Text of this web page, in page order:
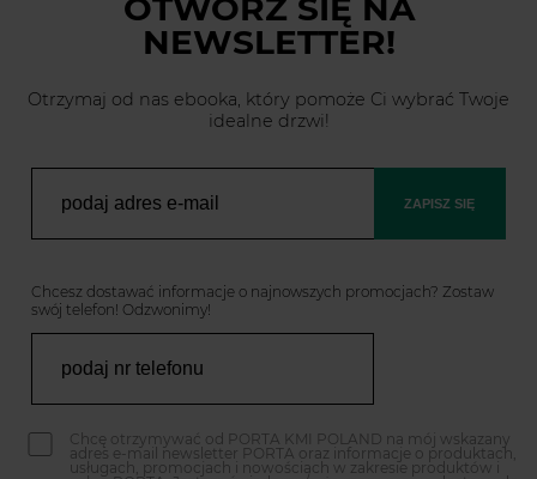
OTWÓRZ SIĘ NA
NEWSLETTER!
Otrzymaj od nas ebooka, który pomoże Ci wybrać Twoje
idealne drzwi!
ZAPISZ SIĘ
Chcesz dostawać informacje o najnowszych promocjach? Zostaw
swój telefon! Odzwonimy!
Chcę otrzymywać od PORTA KMI POLAND na mój wskazany
adres e-mail newsletter PORTA oraz informacje o produktach,
usługach, promocjach i nowościach w zakresie produktów i